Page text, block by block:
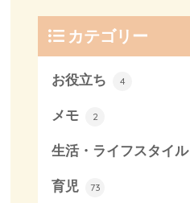
カテゴリー
お役立ち 4
メモ 2
生活・ライフスタイル
育児 73